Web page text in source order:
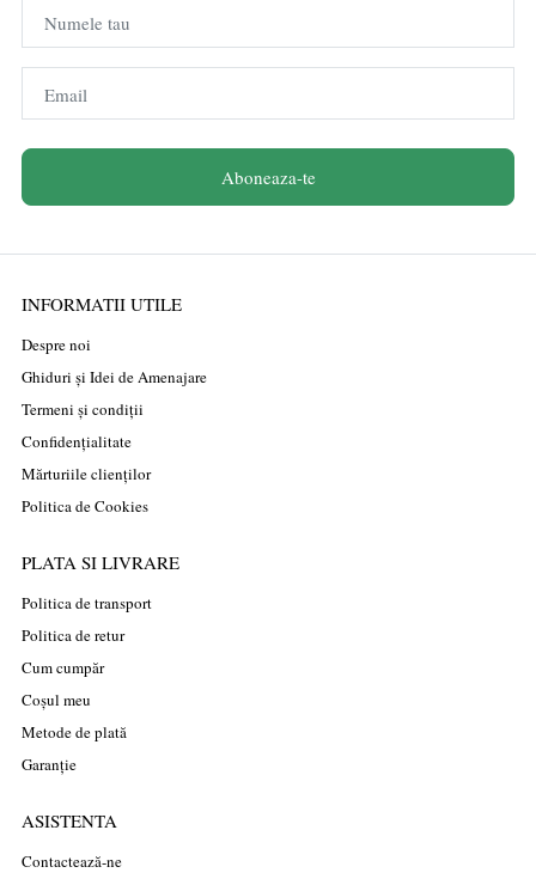
Numele tau
Email
Aboneaza-te
INFORMATII UTILE
Despre noi
Ghiduri și Idei de Amenajare
Termeni și condiții
Confidențialitate
Mărturiile clienților
Politica de Cookies
PLATA SI LIVRARE
Politica de transport
Politica de retur
Cum cumpăr
Coșul meu
Metode de plată
Garanție
ASISTENTA
Contactează-ne